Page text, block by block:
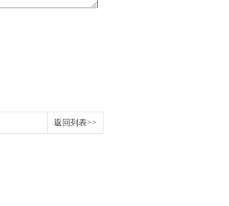
返回列表>>